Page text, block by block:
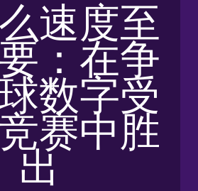
速度至
：在争
数字受
赛中胜
出